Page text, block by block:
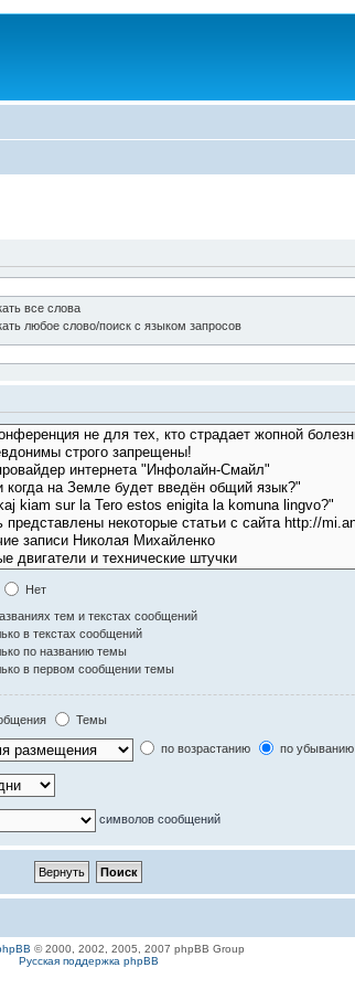
все слова
любое слово/поиск с языком запросов
Нет
тем и текстах сообщений
в текстах сообщений
по названию темы
в первом сообщении темы
Темы
по возрастанию по убыванию
символов сообщений
© 2000, 2002, 2005, 2007 phpBB Group
Русская поддержка phpBB